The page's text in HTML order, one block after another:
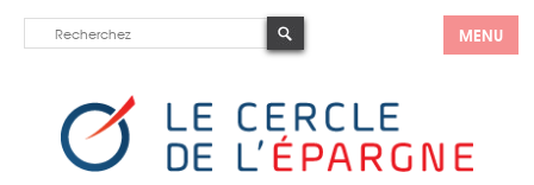
MENU